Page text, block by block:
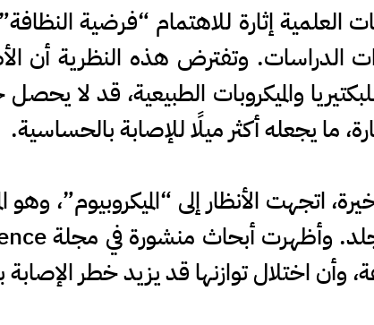
العلمية إثارة للاهتمام “فرضية
الدراسات. وتفترض هذه النظرية أن
والميكروبات الطبيعية، قد لا يحصل
ما يجعله أكثر ميلًا للإصابة بالحساسية.
اتجهت الأنظار إلى “الميكروبيوم”،
وأن اختلال توازنها قد يزيد خطر